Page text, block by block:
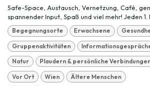
Safe-Space, Austausch, Vernetzung, Café,
spannender Input, Spaß und viel mehr! Jeden
Begegnungsorte Erwachsene
Gruppenaktivitäten
Natur Plaudern & persönliche
Vor Ort Wien Ältere Menschen